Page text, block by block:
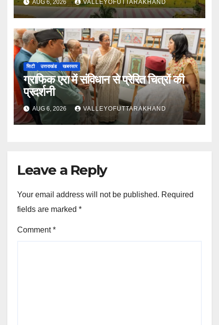
AUG 6, 2026 VALLEYOFUTTARAKHAND
सिटी उत्तराखंड खबरसार
ग्राफिक एरा में संविधान से प्रेरित चित्रों की
प्रदर्शनी
AUG 6, 2026 VALLEYOFUTTARAKHAND
Leave a Reply
Your email address will not be published. Required
fields are marked *
Comment*